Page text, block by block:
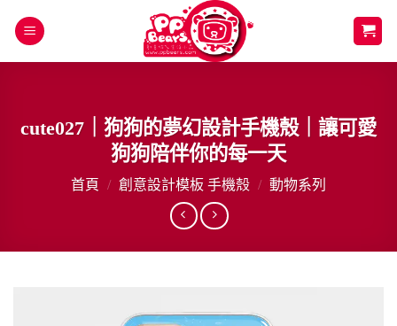
cute027｜狗狗的夢幻設計手機殼｜讓可愛
狗狗陪伴你的每一天
首頁 / 創意設計模板 手機殼 / 動物系列